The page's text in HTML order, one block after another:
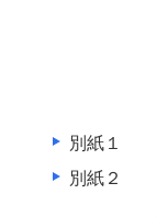
別紙１
別紙２